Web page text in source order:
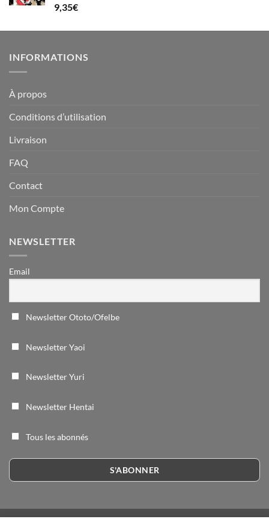
Note5.00
sur 5
9,35€
INFORMATIONS
À propos
Conditions d’utilisation
Livraison
FAQ
Contact
Mon Compte
NEWSLETTER
Email
Newsletter Ototo/Ofelbe
Newsletter Yaoi
Newsletter Yuri
Newsletter Hentai
Tous les abonnés